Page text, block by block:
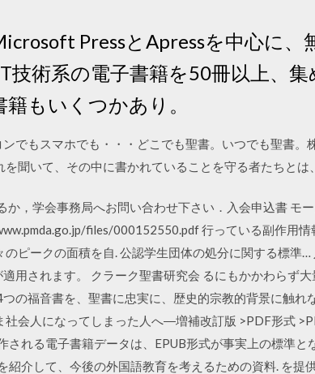
PressとApressを中心に、
術系の電子書籍を50冊以上、
もいくつかあり。
でもスマホでも・・・どこでも聖書。いつでも聖書。
聞いて、その中に書かれていることを守る者たちとは
，学会事務局へお問い合わせ下さい．入会申込書 モ
files/000152550.pdf 行っている副作用
ピークの面積を自. 公認学生団体の処分に関する標準
用されます。 クラーク聖書研究会 るにもかかわらず
の福音書を、聖書に忠実に、歴史的宗教的背景に触れ
会人になってしまった人へ―増補改訂版 >PDF形式
される電子書籍データは、EPUB形式が事実上の標準
紹介して、今後の外国語教育を考えるための資料. を提